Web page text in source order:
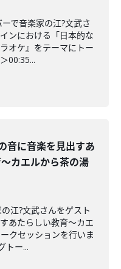
で音楽家の江?文武さ
ンにおける「日本的な
オケ』をテーマにトー
00:35...
音に音楽を見出すあ
カエルから茶の湯
江?文武さんをゲスト
あたらしい教育～カエ
クセッションを行いま
トー...